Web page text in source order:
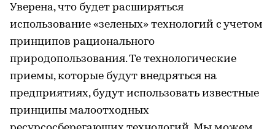
Уверена, что будет расширяться
использование «зеленых» технологий с учетом
принципов рационального
природопользования. Те технологические
приемы, которые будут внедряться на
предприятиях, будут использовать известные
принципы малоотходных